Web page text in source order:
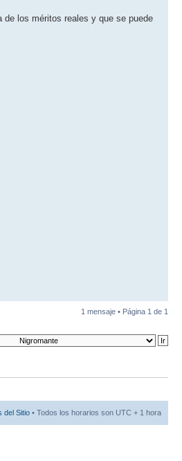
los méritos reales y que se puede
1 mensaje • Página 1 de 1
del Sitio • Todos los horarios son UTC + 1 hora